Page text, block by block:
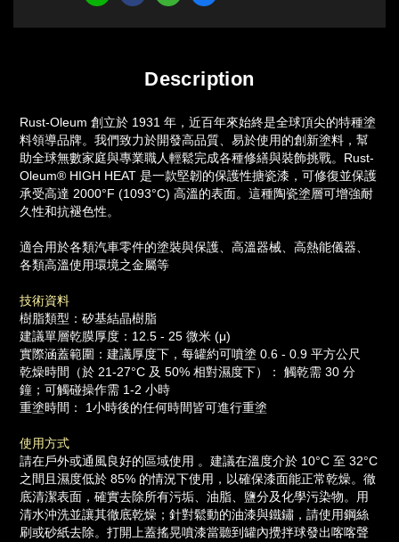
Description
Rust-Oleum 創立於 1931 年，近百年來始終是全球頂尖的特種塗
料領導品牌。我們致力於開發高品質、易於使用的創新塗料，幫
助全球無數家庭與專業職人輕鬆完成各種修繕與裝飾挑戰。Rust-
Oleum® HIGH HEAT 是一款堅韌的保護性搪瓷漆，可修復並保護
承受高達 2000°F (1093°C) 高溫的表面。這種陶瓷塗層可增強耐
久性和抗褪色性。
適合用於各類汽車零件的塗裝與保護、高溫器械、高熱能儀器、
各類高溫使用環境之金屬等
技術資料
樹脂類型：矽基結晶樹脂
建議單層乾膜厚度：12.5 - 25 微米 (μ)
實際涵蓋範圍：建議厚度下，每罐約可噴塗 0.6 - 0.9 平方公尺
乾燥時間（於 21-27°C 及 50% 相對濕度下）： 觸乾需 30 分
鐘；可觸碰操作需 1-2 小時
重塗時間： 1小時後的任何時間皆可進行重塗
使用方式
請在戶外或通風良好的區域使用 。建議在溫度介於 10°C 至 32°C
之間且濕度低於 85% 的情況下使用，以確保漆面能正常乾燥。徹
底清潔表面，確實去除所有污垢、油脂、鹽分及化學污染物。用
清水沖洗並讓其徹底乾燥；針對鬆動的油漆與鐵鏽，請使用鋼絲
刷或砂紙去除。打開上蓋搖晃噴漆當聽到罐內攪拌球發出喀喀聲